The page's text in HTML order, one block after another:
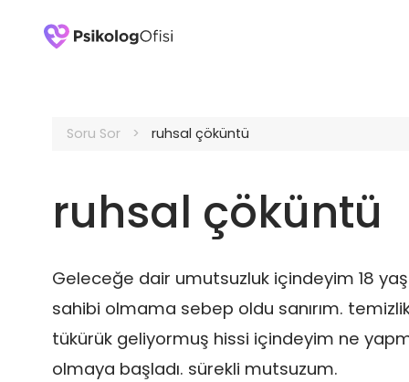
Soru Sor ruhsal çöküntü
ruhsal çöküntü
Geleceğe dair umutsuzluk içindeyim 18
sahibi olmama sebep oldu sanırım.
tükürük geliyormuş hissi içindeyim ne
olmaya başladı. sürekli mutsuzum.